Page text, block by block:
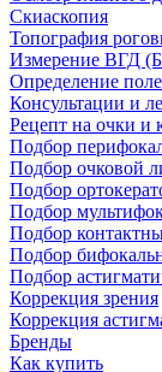
Скиаскопия
Топография
Измерение ВГД
Определение
Консультации и
Рецепт на очки и
Подбор
Подбор очковой
Подбор
Подбор
Подбор
Подбор
Подбор
Коррекция зрения
Коррекция
Бренды
Как купить